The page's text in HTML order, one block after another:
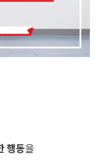
행동을